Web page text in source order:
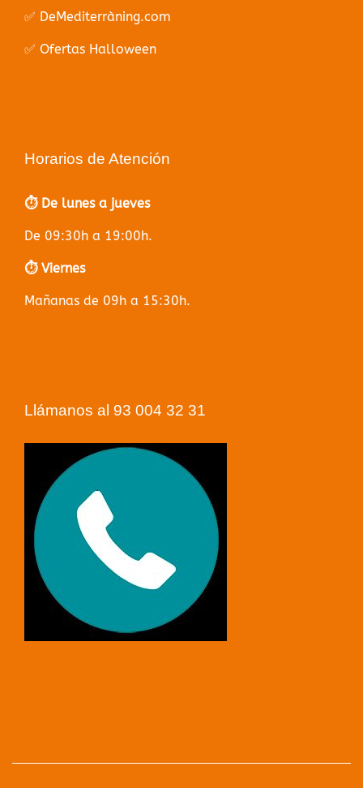
✅ DeMediterràning.com
✅ Ofertas Halloween
Horarios de Atención
⏱️ De lunes a jueves
De 09:30h a 19:00h.
⏱️ Viernes
Mañanas de 09h a 15:30h.
Llámanos al 93 004 32 31